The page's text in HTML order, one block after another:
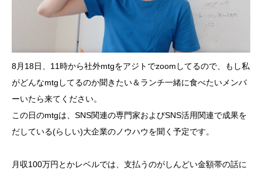
8月18日、11時から社外mtgをアジトでzoomしてるので、もし私
がどんなmtgしてるのか聞きたい＆ランチ一緒に食べたいメンバ
ーいたら来てください。
この日のmtgは、SNS関連の専門家およびSNS活用関連で成果を
だしている(らしい)大企業のノウハウを聞く予定です。
月収100万円とかレベルでは、支払うのがしんどい金額帯の話に